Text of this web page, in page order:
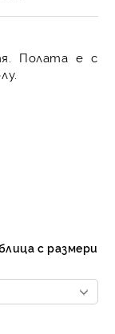
Полата е с
с размери